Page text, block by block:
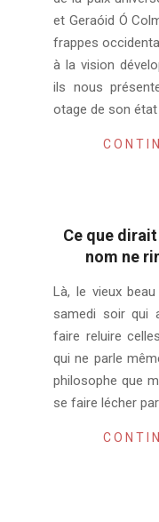
21
et Geraóid Ó
frappes
à la vision
ils nous
otage de son
Ce que
nom ne
04-
17
Là, le vieux
samedi soir qui
faire reluire
qui ne parle
philosophe que
se faire lécher